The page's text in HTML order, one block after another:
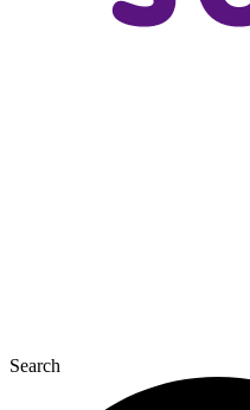
Search